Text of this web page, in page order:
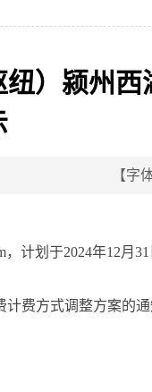
）颍州西
【字
计划于2024年12月
费方式调整方案的